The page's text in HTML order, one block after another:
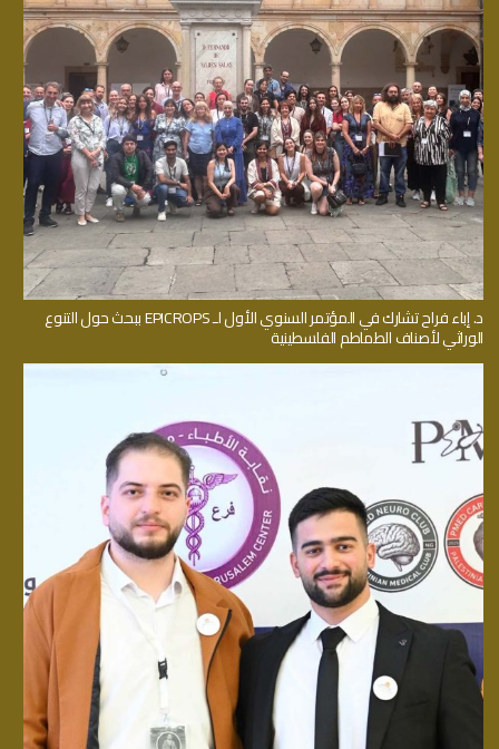
د. إباء فراح تشارك في المؤتمر السنوي الأول لـ EPICROPS ببحث حول التنوع
الوراثي لأصناف الطماطم الفلسطينية